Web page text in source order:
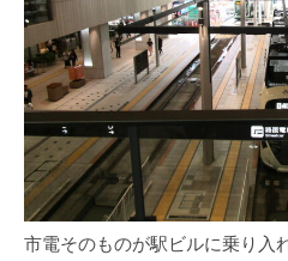
市電そのものが駅ビルに乗り入